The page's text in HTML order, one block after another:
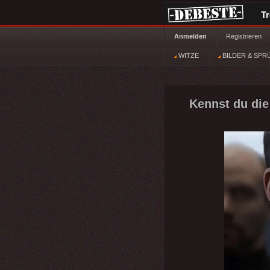
Anmelden Registrieren
WITZE BILDER &
Kennst du